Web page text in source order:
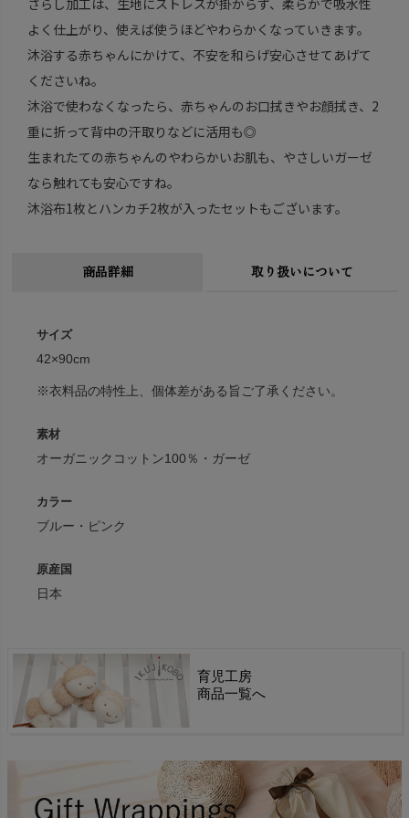
よく仕上がり、使えば使うほどやわらかくなっていきます。
沐浴する赤ちゃんにかけて、不安を和らげ安心させてあげて
くださいね。
沐浴で使わなくなったら、赤ちゃんのお口拭きやお顔拭き、2
重に折って背中の汗取りなどに活用も◎
生まれたての赤ちゃんのやわらかいお肌も、やさしいガーゼ
なら触れても安心ですね。
沐浴布1枚とハンカチ2枚が入ったセットもございます。
商品詳細 取り扱いについて
サイズ
42×90cm
※衣料品の特性上、個体差がある旨ご了承ください。
素材
オーガニックコットン100％・ガーゼ
カラー
ブルー・ピンク
原産国
日本
育児工房
商品一覧へ